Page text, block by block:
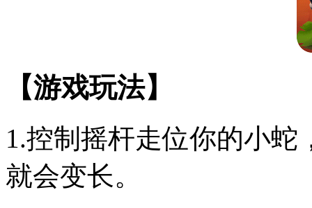
【游戏玩法】
1.控制摇杆走位你的小
就会变长。